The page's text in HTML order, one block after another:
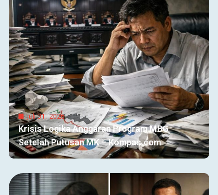
Juli 31, 2026
Krisis Logika Anggaran Program MBG
Setelah Putusan MK – Kompas.com